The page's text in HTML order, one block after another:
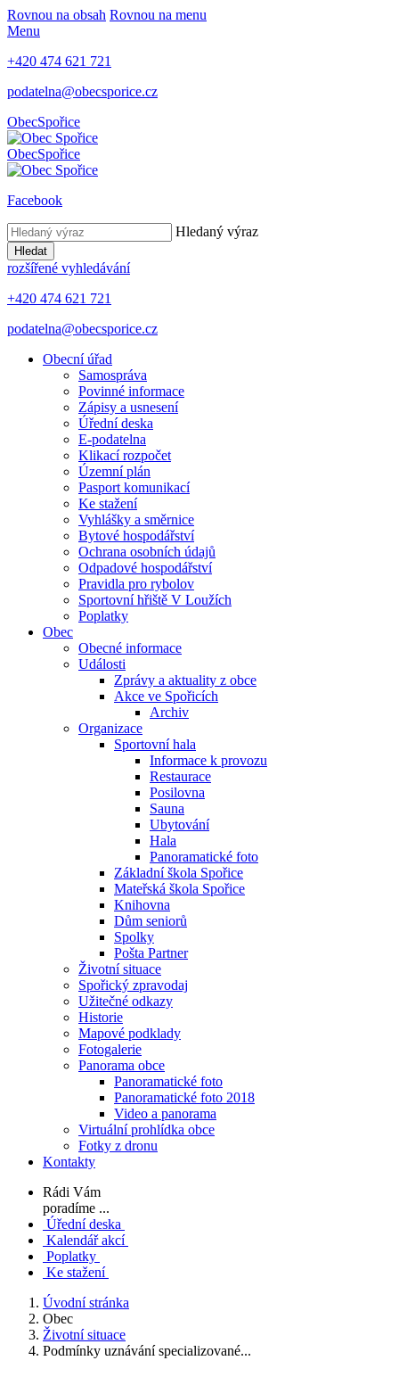
Rovnou na obsah Rovnou na menu
Menu
+420 474 621 721
podatelna@obecsporice.cz
ObecSpořice
ObecSpořice
Facebook
Hledaný výraz
Hledat
rozšířené vyhledávání
+420 474 621 721
podatelna@obecsporice.cz
Obecní úřad
Samospráva
Povinné informace
Zápisy a usnesení
Úřední deska
E-podatelna
Klikací rozpočet
Územní plán
Pasport komunikací
Ke stažení
Vyhlášky a směrnice
Bytové hospodářství
Ochrana osobních údajů
Odpadové hospodářství
Pravidla pro rybolov
Sportovní hřiště V Loužích
Poplatky
Obec
Obecné informace
Události
Zprávy a aktuality z obce
Akce ve Spořicích
Archiv
Organizace
Sportovní hala
Informace k provozu
Restaurace
Posilovna
Sauna
Ubytování
Hala
Panoramatické foto
Základní škola Spořice
Mateřská škola Spořice
Knihovna
Dům seniorů
Spolky
Pošta Partner
Životní situace
Spořický zpravodaj
Užitečné odkazy
Historie
Mapové podklady
Fotogalerie
Panorama obce
Panoramatické foto
Panoramatické foto 2018
Video a panorama
Virtuální prohlídka obce
Fotky z dronu
Kontakty
Rádi Vám
poradíme ...
Úřední deska
Kalendář akcí
Poplatky
Ke stažení
Úvodní stránka
Obec
Životní situace
Podmínky uznávání specializované...